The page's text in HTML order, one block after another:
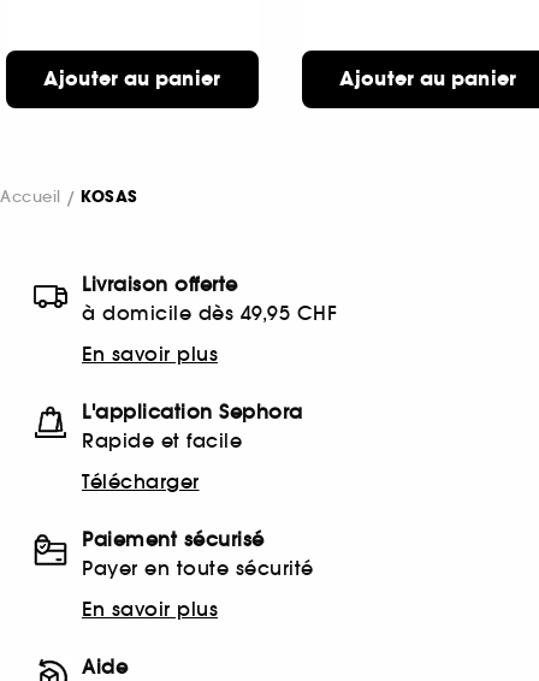
Ajouter au panier Ajouter au panier
Accueil KOSAS
Livraison offerte
à domicile dès 49,95 CHF
En savoir plus
L'application Sephora
Rapide et facile
Télécharger
Paiement sécurisé
Payer en toute sécurité
En savoir plus
Aide